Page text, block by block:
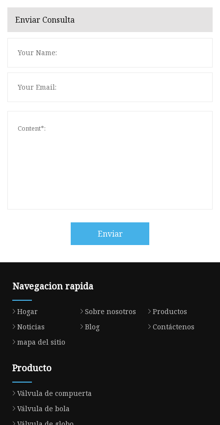
Enviar Consulta
Enviar
Navegacion rapida
Hogar Sobre nosotros
Productos
Noticias
Blog
Contáctenos
mapa del sitio
Producto
Válvula de compuerta
Válvula de bola